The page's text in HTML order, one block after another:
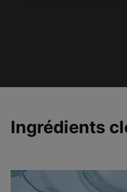
Ingrédients